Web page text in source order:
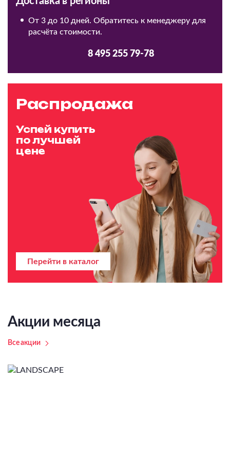
От 3 до 10 дней. Обратитесь к менеджеру для
расчёта стоимости.
8 495 255 79-78
Распродажа
Успей купить
по лучшей
цене
Перейти в каталог
Акции месяца
Все акции